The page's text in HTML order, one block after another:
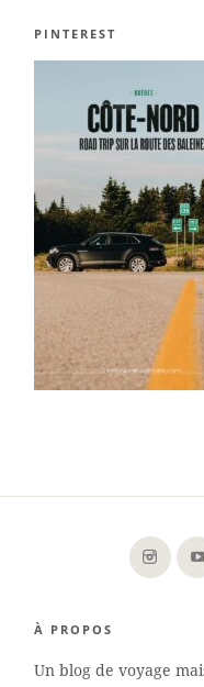
PINTEREST
À PROPOS
Un blog de voyage